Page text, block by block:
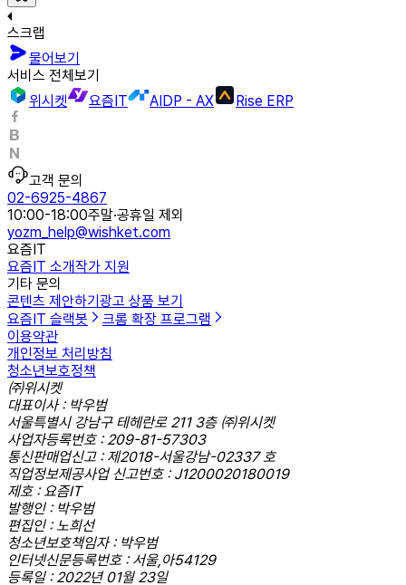
스크랩
물어보기
서비스 전체보기
위시켓
요즘IT AIDP - AX Rise ERP
고객 문의
02-6925-4867
10:00-18:00주말·공휴일 제외
yozm_help@wishket.com
요즘IT
요즘IT 소개작가 지원
기타 문의
콘텐츠 제안하기 광고 상품 보기
요즘IT 슬랙봇
크롬 확장 프로그램
이용약관
개인정보 처리방침
청소년보호정책
㈜위시켓
대표이사 : 박우범
서울특별시 강남구 테헤란로 211 3층 ㈜위시켓
사업자등록번호 : 209-81-57303
통신판매업신고 : 제2018-서울강남-02337 호
직업정보제공사업 신고번호 : J1200020180019
제호 : 요즘IT
발행인 : 박우범
편집인 : 노희선
청소년보호책임자 : 박우범
인터넷신문등록번호 : 서울,아54129
등록일 : 2022년 01월 23일